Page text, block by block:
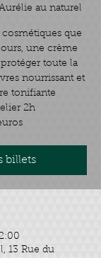
au naturel
que
une crème
toute la
nourrissant et
tonifiante
2h
billets
13 Rue du